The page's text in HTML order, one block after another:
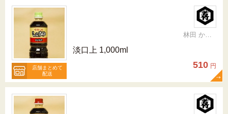
店舗まとめて
配送
林田 かおり
淡口上 1,000ml
510 円